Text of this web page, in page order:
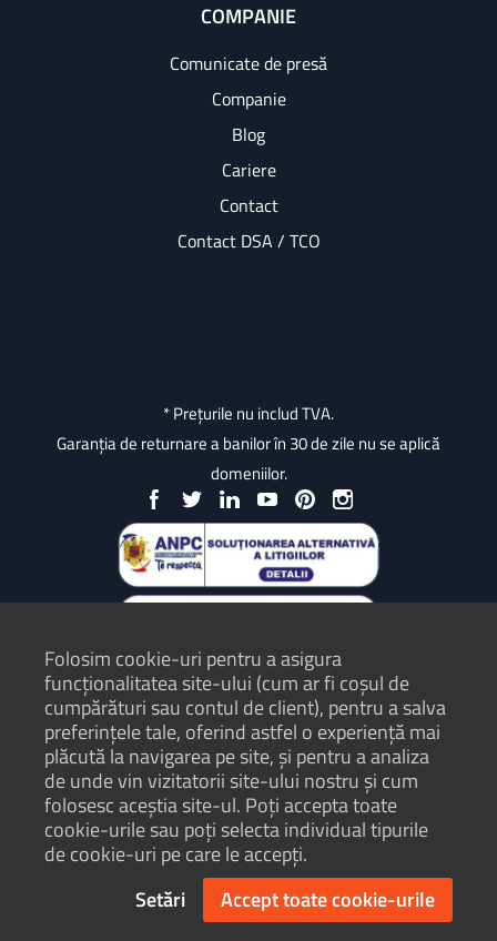
COMPANIE
Comunicate de presă
Companie
Blog
Cariere
Contact
Contact DSA / TCO
* Prețurile nu includ TVA.
Garanția de returnare a banilor în 30 de zile nu se aplică
domeniilor.
© Hosterion 2004 - 2026
Protecția Consumatorilor - ANPC
Termeni și condiții
Politică de confidențialitate
Hartă site
Folosim cookie-uri pentru a asigura
funcționalitatea site-ului (cum ar fi coșul de
cumpărături sau contul de client), pentru a salva
preferințele tale, oferind astfel o experiență mai
plăcută la navigarea pe site, și pentru a analiza
de unde vin vizitatorii site-ului nostru și cum
folosesc aceștia site-ul. Poți accepta toate
cookie-urile sau poți selecta individual tipurile
de cookie-uri pe care le accepți.
Setări
Accept toate cookie-urile